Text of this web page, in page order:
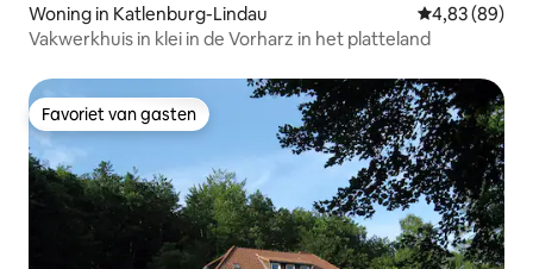
Woning in Katlenburg-Lindau Gemiddelde
4,83 (89)
Vakwerkhuis in klei in de Vorharz in het platteland
Favoriet van gasten
Favoriet van gasten